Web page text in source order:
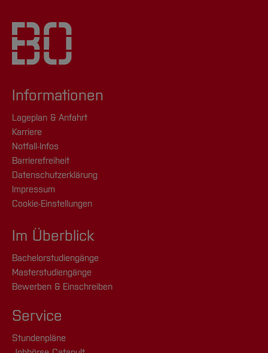
Informationen
Lageplan & Anfahrt
Karriere
Notfall-Infos
Barrierefreiheit
Datenschutzerklärung
Impressum
Cookie-Einstellungen
Im Überblick
Bachelorstudiengänge
Masterstudiengänge
Bewerben & Einschreiben
Service
Stundenpläne